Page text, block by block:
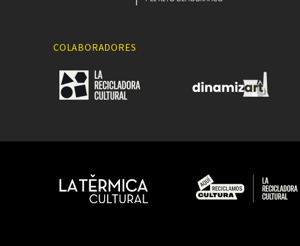
COLABORADORES